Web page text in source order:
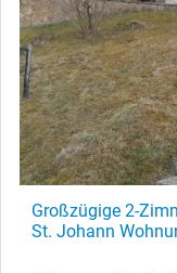
Großzügige 2-
St. Johann